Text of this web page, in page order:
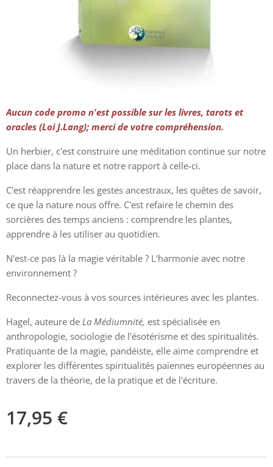
Aucun code promo n'est possible sur les livres, tarots et
oracles (LoiJ.Lang); merci de votre compréhension.
Un herbier, c'est construire une méditation continue sur notre
place dans la nature et notre rapport à celle-ci.
C'est réapprendre les gestes ancestraux, les quêtes de savoir,
ce que la nature nous offre. C'est refaire le chemin des
sorcières des temps anciens : comprendre les plantes,
apprendre à les utiliser au quotidien.
N'est-ce pas là la magie véritable ? L'harmonie avec notre
environnement ?
Reconnectez-vous à vos sources intérieures avec les plantes.
Hagel, auteure de La Médiumnité, est spécialisée en
anthropologie, sociologie de l'ésotérisme et des spiritualités.
Pratiquante de la magie, pandéiste, elle aime comprendre et
explorer les différentes spiritualités païennes européennes au
travers de la théorie, de la pratique et de l'écriture.
17,95 €